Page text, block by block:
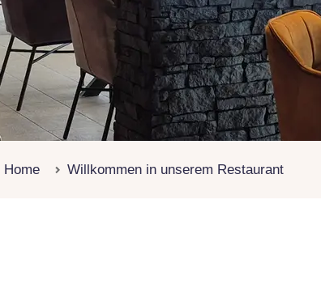
Home Willkommen in unserem Restaurant